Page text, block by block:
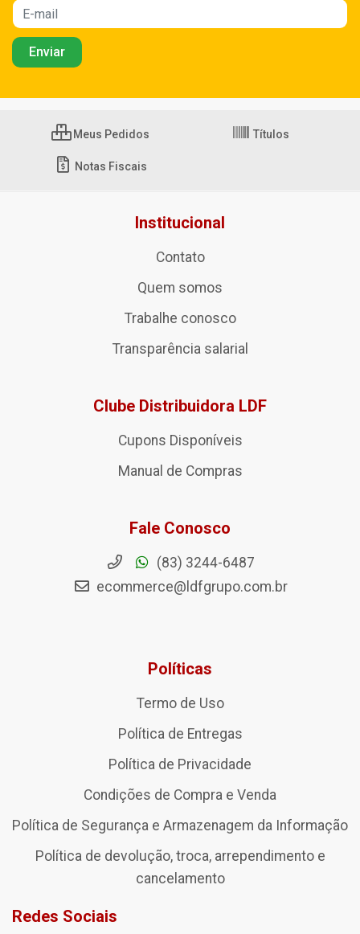
Meus Pedidos Títulos
Notas Fiscais
Institucional
Contato
Quem somos
Trabalhe conosco
Transparência salarial
Clube Distribuidora LDF
Cupons Disponíveis
Manual de Compras
Fale Conosco
(83) 3244-6487
ecommerce@ldfgrupo.com.br
Políticas
Termo de Uso
Política de Entregas
Política de Privacidade
Condições de Compra e Venda
Política de Segurança e Armazenagem da Informação
Política de devolução, troca, arrependimento e
cancelamento
Redes Sociais